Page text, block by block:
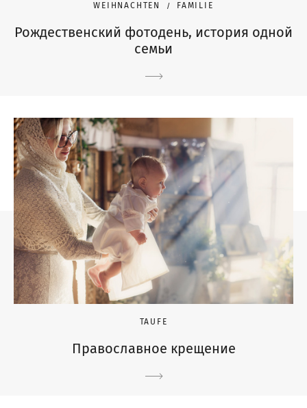
WEIHNACHTEN FAMILIE
Рождественский фотодень, история одной
семьи
TAUFE
Православное крещение